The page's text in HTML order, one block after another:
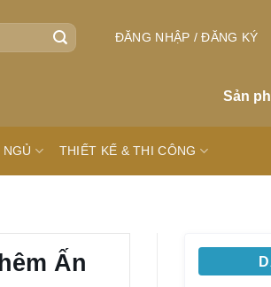
ĐĂNG NHẬP / ĐĂNG KÝ
Sản
THIẾT KẾ & THI CÔNG
Ấn